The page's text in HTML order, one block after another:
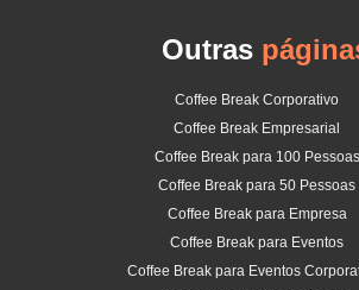
Outras
Coffee Break Corporativo
Coffee Break Empresarial
Coffee Break para 100 Pessoas
Coffee Break para 50 Pessoas
Coffee Break para Empresa
Coffee Break para Eventos
Coffee Break para Eventos